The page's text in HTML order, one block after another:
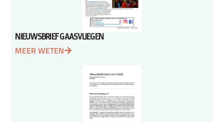
NIEUWSBRIEF GAASVLIEGEN
MEER WETEN